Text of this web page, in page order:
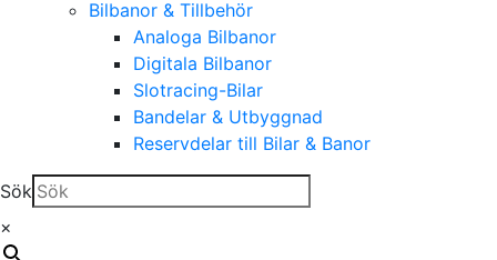
Bilbanor & Tillbehör
Analoga Bilbanor
Digitala Bilbanor
Slotracing-Bilar
Bandelar & Utbyggnad
Reservdelar till Bilar & Banor
Sök
×